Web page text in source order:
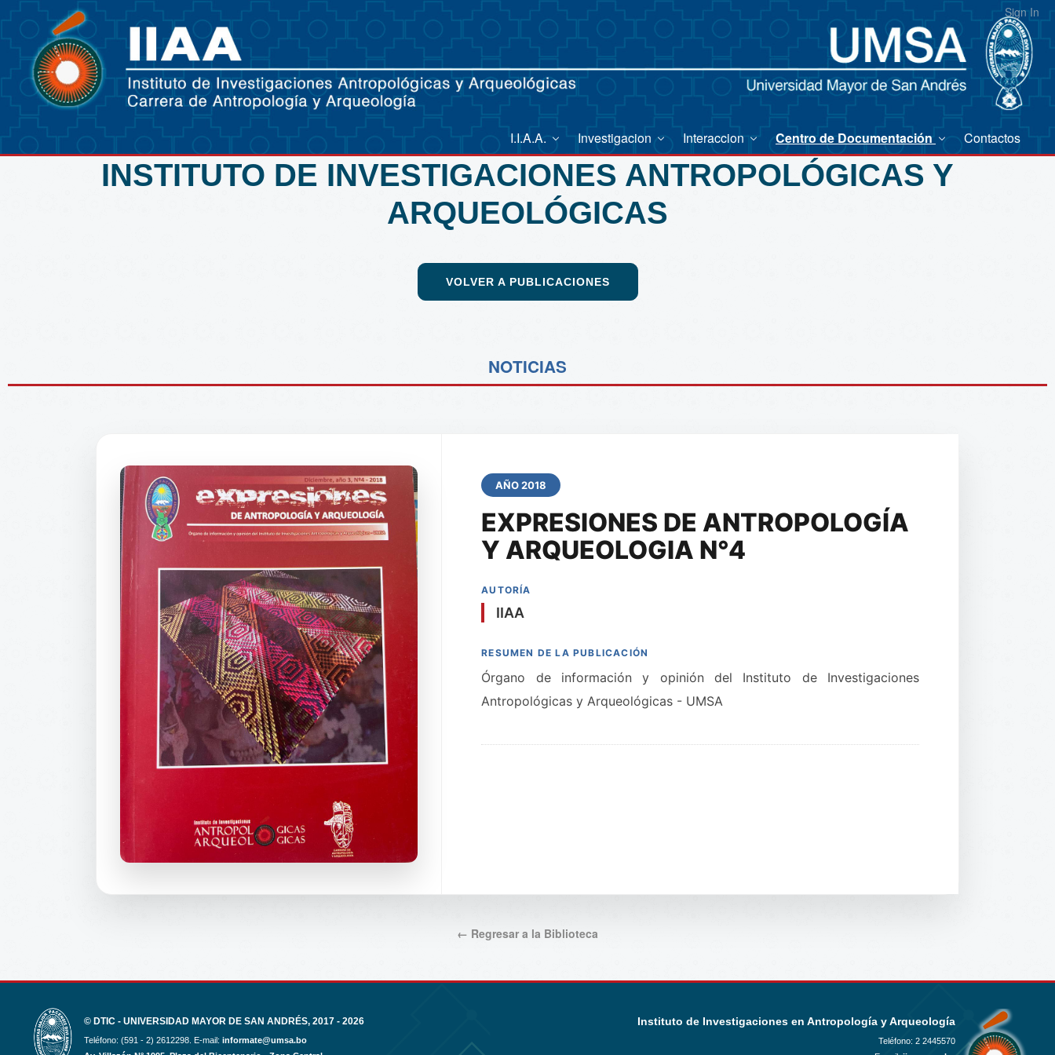
Sign In
I.I.A.A. Investigacion Interaccion Centro de Documentación Contactos
INSTITUTO DE INVESTIGACIONES ANTROPOLÓGICAS Y
ARQUEOLÓGICAS
VOLVER A PUBLICACIONES
NOTICIAS
AÑO 2018
EXPRESIONES DE ANTROPOLOGÍA
Y ARQUEOLOGIA N°4
AUTORÍA
IIAA
RESUMEN DE LA PUBLICACIÓN
Órgano de información y opinión del Instituto de Investigaciones
Antropológicas y Arqueológicas - UMSA
← Regresar a la Biblioteca
© DTIC - UNIVERSIDAD MAYOR DE SAN ANDRÉS, 2017 - 2026
Teléfono: (591 - 2) 2612298. E-mail: informate@umsa.bo
Instituto de Investigaciones en Antropología y Arqueología
Teléfono: 2 2445570